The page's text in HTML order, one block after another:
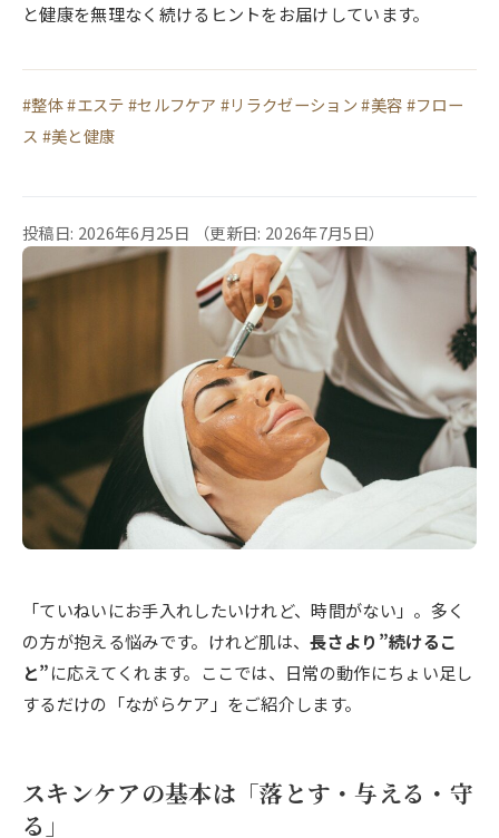
と健康を無理なく続けるヒントをお届けしています。
#整体 #エステ #セルフケア #リラクゼーション #美容 #フロー
ス #美と健康
投稿日: 2026年6月25日 （更新日: 2026年7月5日）
「ていねいにお手入れしたいけれど、時間がない」。多く
の方が抱える悩みです。けれど肌は、長さより”続けるこ
と”に応えてくれます。ここでは、日常の動作にちょい足し
するだけの「ながらケア」をご紹介します。
スキンケアの基本は「落とす・与える・守
る」